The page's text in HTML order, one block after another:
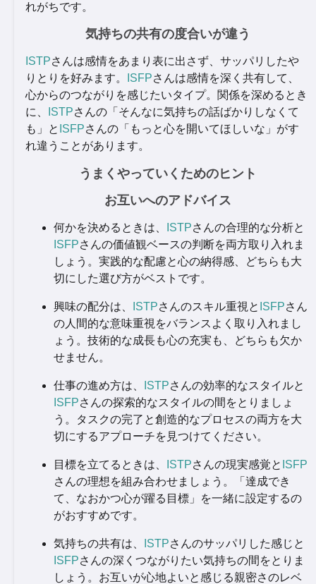
れがちです。
気持ちの共有の度合いが違う
ISTPさんは感情をあまり表に出さず、サッパリしたや
りとりを好みます。
ISFPさんは感情を深く共有して、
心からのつながりを感じたいタイプ。関係を深めるとき
に、
ISTPさんの「そんなに気持ちの話ばかりしなくて
も」と ISFPさんの「もっと心を開いてほしいな」がす
れ違うことがあります。
うまくやっていくためのヒント
お互いへのアドバイス
何かを決めるときは、 ISTPさんの合理的な分析と
ISFPさんの価値観ベースの判断を両方取り入れま
しょう。実践的な配慮と心の納得感、どちらも大
切にした選び方がベストです。
興味の配分は、 ISTPさんのスキル重視と ISFPさん
の人間的な意味重視をバランスよく取り入れまし
ょう。技術的な成長も心の充実も、どちらも欠か
せません。
仕事の進め方は、 ISTPさんの効率的なスタイルと
ISFPさんの探索的なスタイルの間をとりましょ
う。タスクの完了と創造的なプロセスの両方を大
切にするアプローチを見つけてください。
目標を立てるときは、 ISTPさんの現実感覚と ISFP
さんの理想を組み合わせましょう。「達成でき
て、なおかつ心が躍る目標」を一緒に設定するの
がおすすめです。
気持ちの共有は、 ISTPさんのサッパリした感じと
ISFPさんの深くつながりたい気持ちの間をとりま
しょう。お互いが心地よいと感じる親密さのレベ